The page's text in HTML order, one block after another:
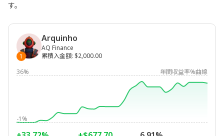
す。
1
Arquinho
AQ Finance
累積入金額: $2,000.00
36%
年間収益率%曲線
-1%